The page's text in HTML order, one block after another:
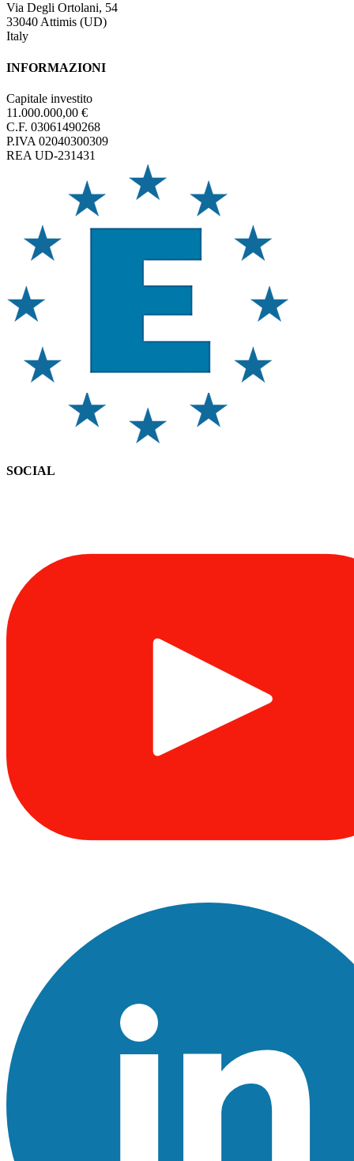
Via Degli Ortolani, 54
33040 Attimis (UD)
Italy
INFORMAZIONI
Capitale investito
11.000.000,00 €
C.F. 03061490268
P.IVA 02040300309
REA UD-231431
SOCIAL